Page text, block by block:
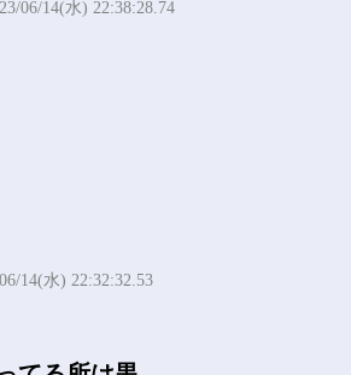
06/14(水) 22:38:28.74
14(水) 22:32:32.53